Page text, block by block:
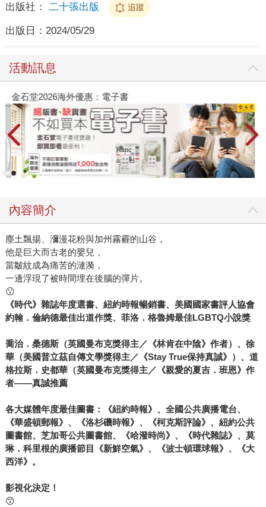
出版社： 二十張出版 追蹤
出版日： 2024/05/29
活動訊息
金石堂2026海外優惠：電子書
內容簡介
塵土飄揚、瀰漫花粉與加州霧霾的山谷，
他是巨大而古老的嬰兒，
當皺紋成為痛苦的漣漪，
一邊浮現了被時間埋在後腦的彈片。
😗
《時代》雜誌年度選書、紐約時報暢銷書、美國國家書評人協會
約翰．倫納德最佳出道作獎、菲洛．格魯姆最佳LGBTQ小說獎
喬治．桑德斯（英國曼布克獎得主／ 《林肯在中陰》作者）、徐
華（美國普立茲自傳文學獎得主／ 《Stay True保持真誠》 ）、道
格拉斯．史都華（英國曼布克獎得主／ 《親愛的夏吉．班恩》作
者——真誠推薦
各大媒體年度最佳圖書：《紐約時報》、全國公共廣播電台、
《華盛頓郵報》、《洛杉磯時報》、《柯克斯評論》、紐約公共
圖書館、芝加哥公共圖書館、《哈潑時尚》、《時代雜誌》、莫
琳．科里根的廣播節目《新鮮空氣》、《波士頓環球報》、《大
西洋》。
影視化決定！
😙